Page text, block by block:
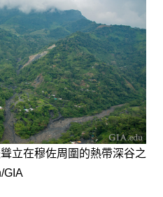
立在穆佐周圍的熱帶深谷之
GIA